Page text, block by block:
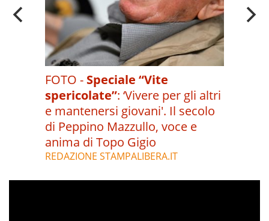
FOTO - Speciale “Vite
spericolate”: ‘Vivere per gli altri
e mantenersi giovani'. Il secolo
di Peppino Mazzullo, voce e
anima di Topo Gigio
REDAZIONE STAMPALIBERA.IT